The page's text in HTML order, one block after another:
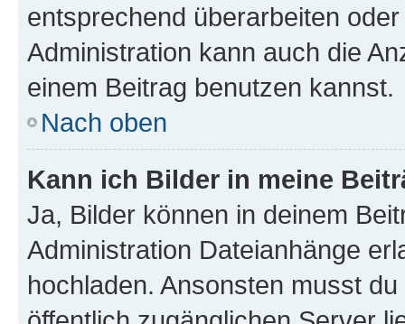
entsprechend überarbeiten
Administration kann auch die
einem Beitrag benutzen kannst.
Nach oben
Kann ich Bilder in meine
Ja, Bilder können in deinem
Administration Dateianhänge
hochladen. Ansonsten musst